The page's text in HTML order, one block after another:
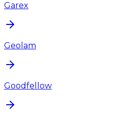
Garex
Geolam
Goodfellow